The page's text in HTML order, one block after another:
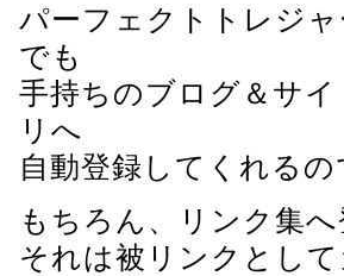
パーフェクトトレジ
でも
手持ちのブログ＆サ
リへ
自動登録してくれる
もちろん、リンク集
それは被リンクとし